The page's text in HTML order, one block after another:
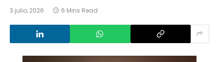
3 julio, 2026 6 Mins Read